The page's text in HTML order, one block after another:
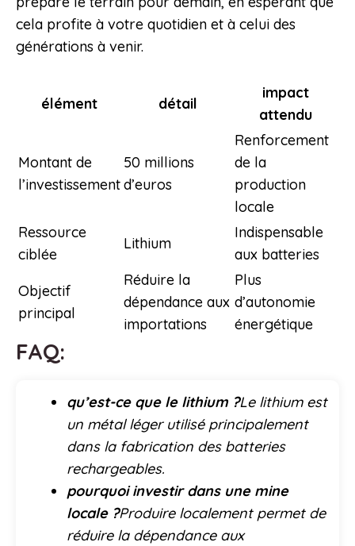
cela profite à votre quotidien et à celui des
générations à venir.
élément détail
impact
attendu
Montant de
l’investissement
50 millions
d’euros
Renforcement
de la
production
locale
Ressource
ciblée
Lithium
Indispensable
aux batteries
Objectif
principal
Réduire la
dépendance aux
importations
Plus
d’autonomie
énergétique
FAQ:
qu’est-ce que le lithium ?Le lithium est
un métal léger utilisé principalement
dans la fabrication des batteries
rechargeables.
pourquoi investir dans une mine
locale ?Produire localement permet de
réduire la dépendance aux